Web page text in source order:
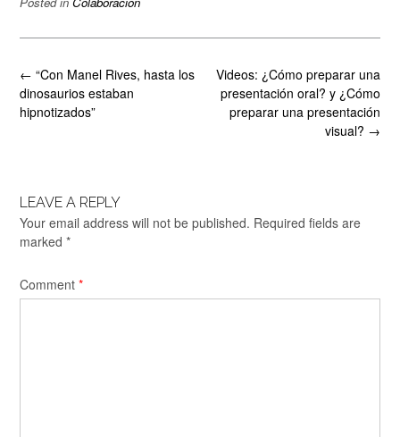
Post
navigation
Videos: ¿Cómo preparar una
presentación oral? y ¿Cómo
preparar una presentación
visual? →
← “Con Manel Rives, hasta los
dinosaurios estaban
hipnotizados”
LEAVE A REPLY
Your email address will not be published. Required fields are
marked *
Comment *